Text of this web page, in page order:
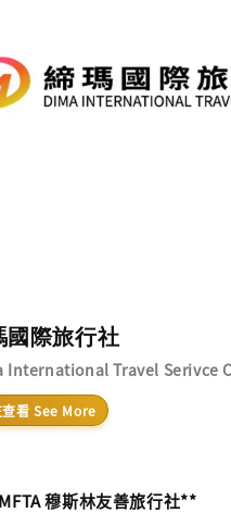
國際旅行社
International Travel Serivce
看 See More
穆斯林友善旅行社**